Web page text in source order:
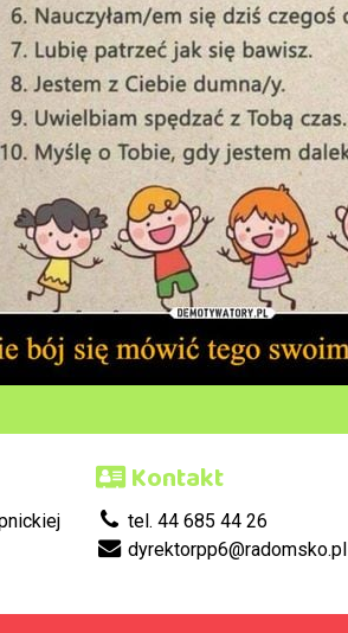
Kontakt
tel. 44 685 44 26
dyrektorpp6@radomsko.pl